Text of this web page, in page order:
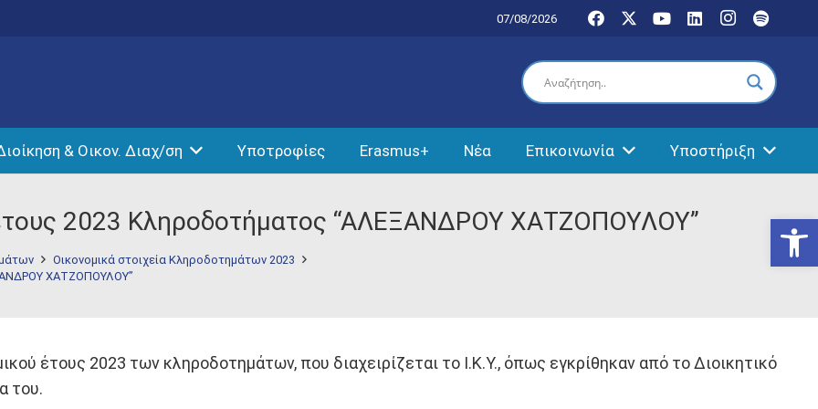
07/08/2026
& Οικον. Διαχ/ση Υποτροφίες Erasmus+ Νέα Επικοινωνία Υποστήριξη
2023 Κληροδοτήματος “ΑΛΕΞΑΝΔΡΟΥ ΧΑΤΖΟΠΟΥΛΟΥ”
Οικονομικά στοιχεία Κληροδοτημάτων 2023
ΧΑΤΖΟΠΟΥΛΟΥ”
έτους 2023 των κληροδοτημάτων, που διαχειρίζεται το Ι.Κ.Υ., όπως εγκρίθηκαν από το Διοικητικό
του.